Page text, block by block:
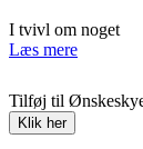
I tvivl om noget
Læs mere
Tilføj til
Klik her